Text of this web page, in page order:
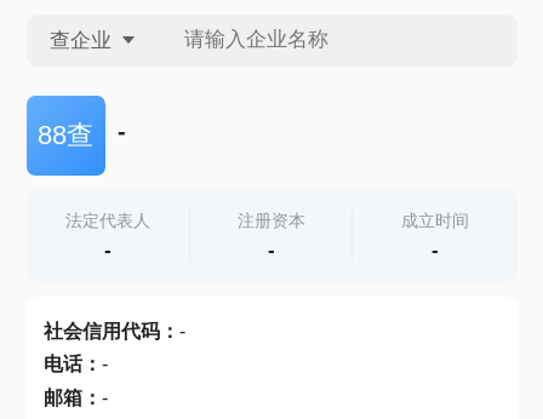
查企业
查企业
查产地
88查 -
法定代表人
-
注册资本
-
成立时间
-
社会信用代码： -
电话： -
邮箱： -